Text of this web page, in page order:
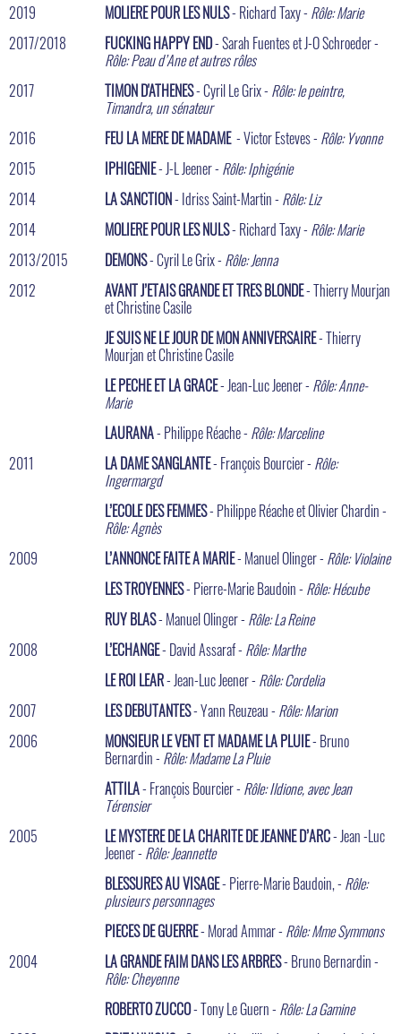
2019
MOLIERE POUR LES NULS- Richard Taxy - Rôle: Marie
2017/2018
FUCKING HAPPY END- Sarah Fuentes et J-O Schroeder -
Rôle: Peau d’Ane et autres rôles
2017
TIMON D'ATHENES- Cyril Le Grix - Rôle: le peintre,
Timandra, un sénateur
2016
FEU LA MERE DE MADAME - Victor Esteves - Rôle: Yvonne
2015
IPHIGENIE- J-L Jeener - Rôle: Iphigénie
2014
LA SANCTION- Idriss Saint-Martin - Rôle: Liz
2014
MOLIERE POUR LES NULS- Richard Taxy - Rôle: Marie
2013/2015
DEMONS- Cyril Le Grix - Rôle: Jenna
2012
AVANT J’ETAIS GRANDE ET TRES BLONDE- Thierry Mourjan
et Christine Casile
JE SUIS NE LE JOUR DE MON ANNIVERSAIRE- Thierry
Mourjan et Christine Casile
LE PECHE ET LA GRACE- Jean-Luc Jeener - Rôle: Anne-
Marie
LAURANA- Philippe Réache - Rôle: Marceline
2011
LA DAME SANGLANTE- François Bourcier - Rôle:
Ingermargd
L’ECOLE DES FEMMES- Philippe Réache et Olivier Chardin -
Rôle: Agnès
2009
L’ANNONCE FAITE A MARIE- Manuel Olinger - Rôle: Violaine
LES TROYENNES- Pierre-Marie Baudoin - Rôle: Hécube
RUY BLAS- Manuel Olinger - Rôle: La Reine
2008
L’ECHANGE- David Assaraf - Rôle: Marthe
LE ROI LEAR- Jean-Luc Jeener - Rôle: Cordelia
2007
LES DEBUTANTES- Yann Reuzeau - Rôle: Marion
2006
MONSIEUR LE VENT ET MADAME LA PLUIE- Bruno
Bernardin - Rôle: Madame La Pluie
ATTILA- François Bourcier - Rôle: Ildione, avec Jean
Térensier
2005
LE MYSTERE DE LA CHARITE DE JEANNE D’ARC- Jean -Luc
Jeener - Rôle: Jeannette
BLESSURES AU VISAGE- Pierre-Marie Baudoin, - Rôle:
plusieurs personnages
PIECES DE GUERRE- Morad Ammar - Rôle: Mme Symmons
2004
LA GRANDE FAIM DANS LES ARBRES- Bruno Bernardin -
Rôle: Cheyenne
ROBERTO ZUCCO- Tony Le Guern - Rôle: La Gamine